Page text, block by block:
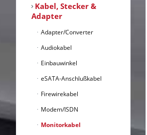
Kabel, Stecker &
Adapter
Adapter/Converter
Audiokabel
Einbauwinkel
eSATA-Anschlußkabel
Firewirekabel
Modem/ISDN
Monitorkabel